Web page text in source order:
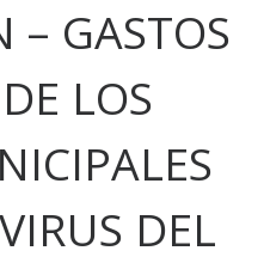
– GASTOS
LOS
DEL